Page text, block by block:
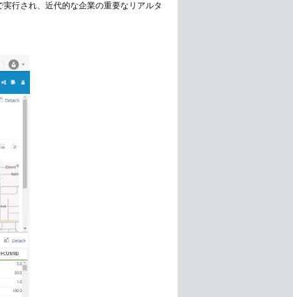
行され、近代的な企業の重要なリアルタ